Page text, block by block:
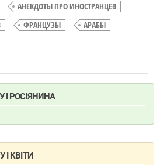
АНЕКДОТЫ ПРО ИНОСТРАНЦЕВ
ФРАНЦУЗЫ АРАБЫ
РОСІЯНИНА
КВІТИ